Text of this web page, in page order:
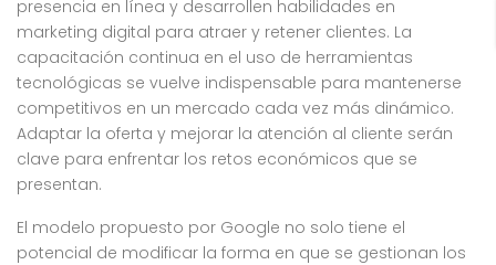
presencia en línea y desarrollen habilidades en
marketing digital para atraer y retener clientes. La
capacitación continua en el uso de herramientas
tecnológicas se vuelve indispensable para mantenerse
competitivos en un mercado cada vez más dinámico.
Adaptar la oferta y mejorar la atención al cliente serán
clave para enfrentar los retos económicos que se
presentan.
El modelo propuesto por Google no solo tiene el
potencial de modificar la forma en que se gestionan los